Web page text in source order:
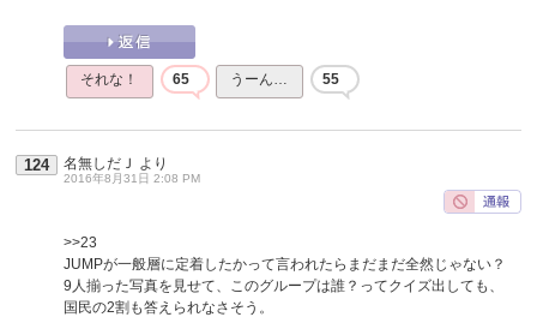
それな！ 65 うーん… 55
124 名無しだＪ より
2016年8月31日 2:08 PM
>>23
JUMPが一般層に定着したかって言われたらまだまだ全然じゃない？
9人揃った写真を見せて、このグループは誰？ってクイズ出しても、
国民の2割も答えられなさそう。